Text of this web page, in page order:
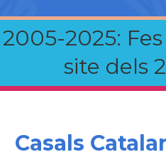
2005-2025:
site dels
Casals